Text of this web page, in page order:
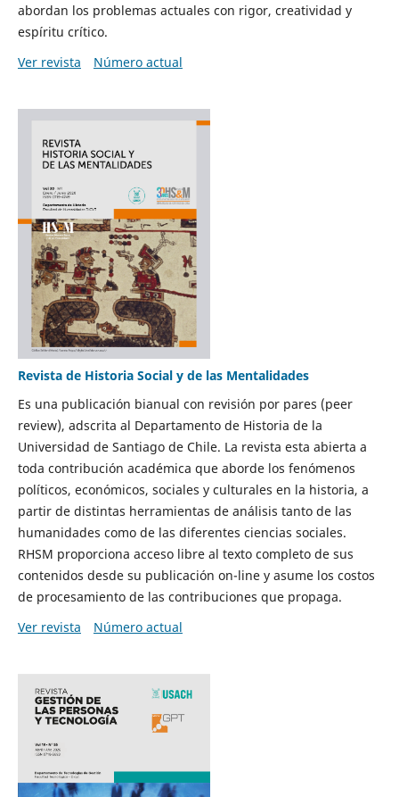
abordan los problemas actuales con rigor, creatividad y
espíritu crítico.
Ver revista
Número actual
Revista de Historia Social y de las Mentalidades
Es una publicación bianual con revisión por pares (peer
review), adscrita al Departamento de Historia de la
Universidad de Santiago de Chile. La revista esta abierta a
toda contribución académica que aborde los fenómenos
políticos, económicos, sociales y culturales en la historia, a
partir de distintas herramientas de análisis tanto de las
humanidades como de las diferentes ciencias sociales.
RHSM proporciona acceso libre al texto completo de sus
contenidos desde su publicación on-line y asume los costos
de procesamiento de las contribuciones que propaga.
Ver revista
Número actual